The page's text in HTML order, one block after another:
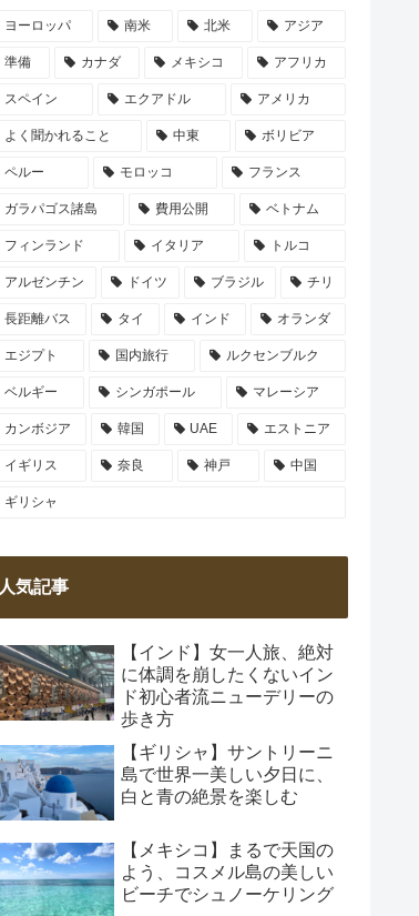
ヨーロッパ 南米 北米 アジア
準備 カナダ メキシコ アフリカ
スペイン エクアドル アメリカ
よく聞かれること 中東 ボリビア
ペルー モロッコ フランス
ガラパゴス諸島 費用公開 ベトナム
フィンランド イタリア トルコ
アルゼンチン ドイツ ブラジル チリ
長距離バス タイ インド オランダ
エジプト 国内旅行 ルクセンブルク
ベルギー シンガポール マレーシア
カンボジア 韓国 UAE エストニア
イギリス 奈良 神戸 中国
ギリシャ
人気記事
【インド】女一人旅、絶対
に体調を崩したくないイン
ド初心者流ニューデリーの
歩き方
【ギリシャ】サントリーニ
島で世界一美しい夕日に、
白と青の絶景を楽しむ
【メキシコ】まるで天国の
よう、コスメル島の美しい
ビーチでシュノーケリング